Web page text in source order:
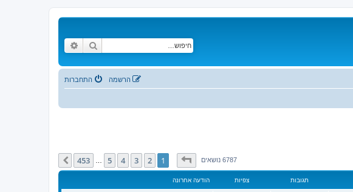
חיפוש
התחברות הרשמה
6787 נושאים
דף1מתוך 453
1
2
3
4
5
453 הבא
תגובות צפיות הודעה אחרונה